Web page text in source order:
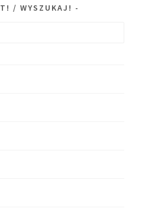
/ WYSZUKAJ!